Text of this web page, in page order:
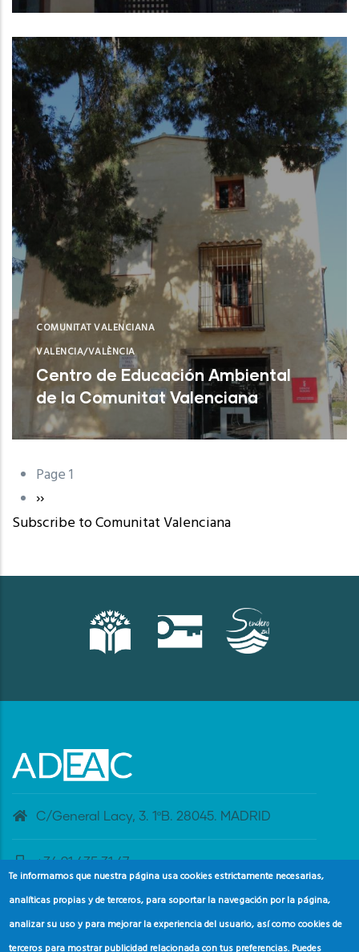
Valencia (Valencia)
COMUNITAT VALENCIANA
VALENCIA/VALÈNCIA
Centro de Educación Ambiental
de la Comunitat Valenciana
Sagunt (Valencia)
Pagination
Page 1
Next
page
››
Subscribe to Comunitat Valenciana
C/General Lacy, 3. 1ºB. 28045. MADRID
+34 91 435 31 47
banderaazul@adeac.es
Te informamos que nuestra página usa cookies estrictamente necesarias,
analíticas propias y de terceros, para soportar la navegación por la página,
analizar su uso y para mejorar la experiencia del usuario, así como cookies de
terceros para mostrar publicidad relacionada con tus preferencias. Puedes